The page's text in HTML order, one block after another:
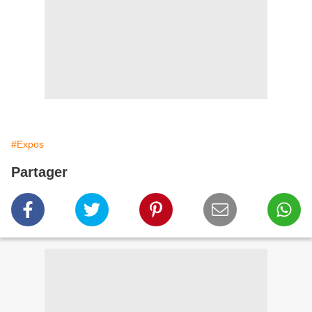
#Expos
Partager